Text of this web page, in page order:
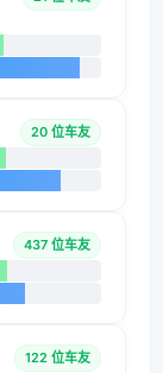
20 位车友
437 位车友
122 位车友